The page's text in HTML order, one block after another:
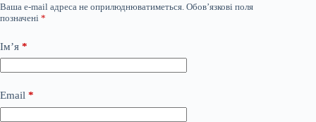
Ваша e-mail адреса не оприлюднюватиметься. Обов’язкові поля
позначені *
Ім’я *
Email *